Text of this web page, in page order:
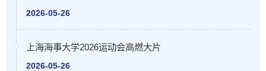
2026-05-26
上海海事大学2026运动会高燃大片
2026-05-26